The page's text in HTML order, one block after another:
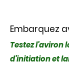
Embarquez
Testez l'aviron
d'initiation et